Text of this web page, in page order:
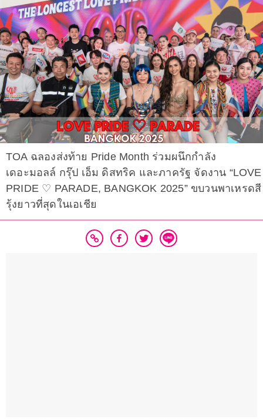
TOA ฉลองส่งท้าย Pride Month ร่วมผนึกกำลัง
เดอะมอลล์ กรุ๊ป เอ็ม ดิสทริค และภาครัฐ จัดงาน “LOVE
PRIDE ♡ PARADE, BANGKOK 2025” ขบวนพาเหรดสี
รุ้งยาวที่สุดในเอเชีย